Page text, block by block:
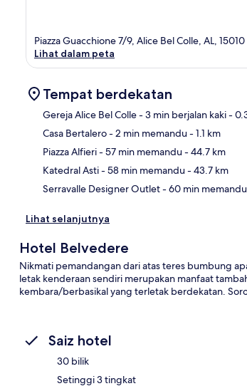
Piazza Guacchione 7/9, Alice Bel Colle, AL, 15010
Lihat dalam peta
Tempat berdekatan
Gereja Alice Bel Colle- 3 min berjalan kaki-
Casa Bertalero- 2 min memandu- 1.1 km
Piazza Alfieri- 57 min memandu- 44.7 km
Katedral Asti- 58 min memandu- 43.7 km
Serravalle Designer Outlet- 60 min memandu
Lihat selanjutnya
Hotel Belvedere
Nikmati pemandangan dari atas teres bumbung
letak kenderaan sendiri merupakan manfaat
kembara/berbasikal yang terletak berdekatan.
Saiz hotel
30 bilik
Setinggi 3 tingkat